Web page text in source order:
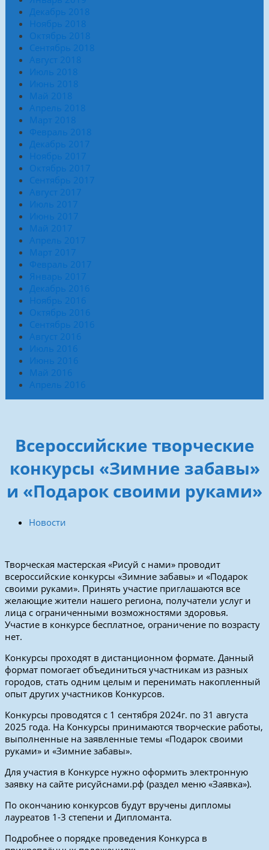
Декабрь 2018
Ноябрь 2018
Октябрь 2018
Сентябрь 2018
Август 2018
Июль 2018
Июнь 2018
Май 2018
Апрель 2018
Март 2018
Февраль 2018
Декабрь 2017
Ноябрь 2017
Октябрь 2017
Сентябрь 2017
Август 2017
Июль 2017
Июнь 2017
Май 2017
Апрель 2017
Март 2017
Февраль 2017
Январь 2017
Декабрь 2016
Ноябрь 2016
Октябрь 2016
Сентябрь 2016
Август 2016
Июль 2016
Июнь 2016
Май 2016
Апрель 2016
Всероссийские творческие
конкурсы «Зимние забавы»
и «Подарок своими руками»
Новости
Творческая мастерская «Рисуй с нами» проводит
всероссийские конкурсы «Зимние забавы» и «Подарок
своими руками». Принять участие приглашаются все
желающие жители нашего региона, получатели услуг и
лица с ограниченными возможностями здоровья.
Участие в конкурсе бесплатное, ограничение по возрасту
нет.
Конкурсы проходят в дистанционном формате. Данный
формат помогает объединиться участникам из разных
городов, стать одним целым и перенимать накопленный
опыт других участников Конкурсов.
Конкурсы проводятся с 1 сентября 2024г. по 31 августа
2025 года. На Конкурсы принимаются творческие работы,
выполненные на заявленные темы «Подарок своими
руками» и «Зимние забавы».
Для участия в Конкурсе нужно оформить электронную
заявку на сайте рисуйснами.рф (раздел меню «Заявка»).
По окончанию конкурсов будут вручены дипломы
лауреатов 1-3 степени и Дипломанта.
Подробнее о порядке проведения Конкурса в